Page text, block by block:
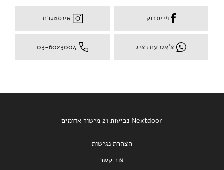
פייסבוק אינסטגרם
צ'אט עם נציג 03-6023004
Nextdoor נביעות 21 מישור אדומים
הצהרת נגישות
צור קשר